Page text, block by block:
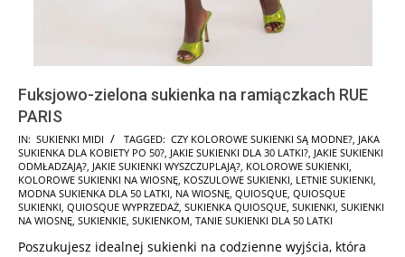
Fuksjowo-zielona sukienka na ramiączkach RUE
PARIS
2024-
06-
17
IN: SUKIENKI MIDI TAGGED: CZY KOLOROWE SUKIENKI SĄ MODNE? JAKA
SUKIENKA DLA KOBIETY PO 50? JAKIE SUKIENKI DLA 30 LATKI? JAKIE SUKIENKI
ODMŁADZAJĄ? JAKIE SUKIENKI WYSZCZUPLAJĄ? KOLOROWE SUKIENKI
KOLOROWE SUKIENKI NA WIOSNĘ KOSZULOWE SUKIENKI LETNIE SUKIENKI
MODNA SUKIENKA DLA 50 LATKI NA WIOSNĘ QUIOSQUE QUIOSQUE
SUKIENKI QUIOSQUE WYPRZEDAŻ SUKIENKA QUIOSQUE SUKIENKI SUKIENKI
NA WIOSNĘ SUKIENKIE SUKIENKOM TANIE SUKIENKI DLA 50 LATKI
Poszukujesz idealnej sukienki na codzienne wyjścia, która